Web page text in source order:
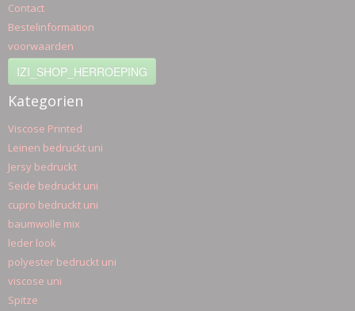
Contact
Bestelinformation
voorwaarden
IZI_SHOP_HERROEPING
Kategorien
Viscose Printed
Leinen bedruckt uni
Jersy bedruckt
Seide bedruckt uni
cupro bedruckt uni
baumwolle mix
leder look
polyester bedruckt uni
viscose uni
Spitze